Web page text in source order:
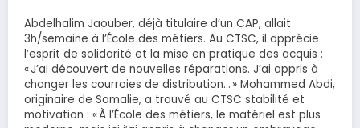
Abdelhalim Jaouber, déjà titulaire d’un CAP, allait
3h/semaine à l’École des métiers. Au CTSC, il apprécie
l’esprit de solidarité et la mise en pratique des acquis :
« J’ai découvert de nouvelles réparations. J’ai appris à
changer les courroies de distribution… » Mohammed Abdi,
originaire de Somalie, a trouvé au CTSC stabilité et
motivation : « À l’École des métiers, le matériel est plus